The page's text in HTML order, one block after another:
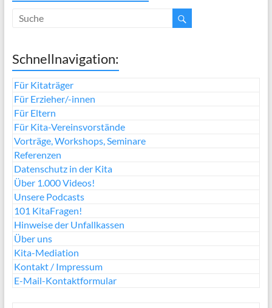
Schnellnavigation:
Für Kitaträger
Für Erzieher/-innen
Für Eltern
Für Kita-Vereinsvorstände
Vorträge, Workshops, Seminare
Referenzen
Datenschutz in der Kita
Über 1.000 Videos!
Unsere Podcasts
101 KitaFragen!
Hinweise der Unfallkassen
Über uns
Kita-Mediation
Kontakt / Impressum
E-Mail-Kontaktformular